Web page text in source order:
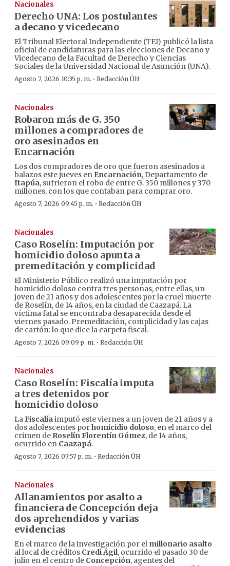
Nacionales
Derecho UNA: Los postulantes
a decano y vicedecano
El Tribunal Electoral Independiente (TEI) publicó la lista
oficial de candidaturas para las elecciones de Decano y
Vicedecano de la Facultad de Derecho y Ciencias
Sociales de la Universidad Nacional de Asunción (UNA).
Agosto 7, 2026 10:35 p. m. · Redacción ÚH
Nacionales
Robaron más de G. 350
millones a compradores de
oro asesinados en
Encarnación
Los dos compradores de oro que fueron asesinados a
balazos este jueves en Encarnación, Departamento de
Itapúa, sufrieron el robo de entre G. 350 millones y 370
millones, con los que contaban para comprar oro.
Agosto 7, 2026 09:45 p. m. · Redacción ÚH
Nacionales
Caso Roselín: Imputación por
homicidio doloso apunta a
premeditación y complicidad
El Ministerio Público realizó una imputación por
homicidio doloso contra tres personas, entre ellas, un
joven de 21 años y dos adolescentes por la cruel muerte
de Roselín, de 14 años, en la ciudad de Caazapá. La
víctima fatal se encontraba desaparecida desde el
viernes pasado. Premeditación, complicidad y las cajas
de cartón: lo que dice la carpeta fiscal.
Agosto 7, 2026 09:09 p. m. · Redacción ÚH
Nacionales
Caso Roselín: Fiscalía imputa
a tres detenidos por
homicidio doloso
LaFiscalíaimputó este viernes a un joven de 21 años y a
dos adolescentes porhomicidio doloso, en el marco del
crimen de Roselín Florentín Gómez, de 14 años,
ocurrido en Caazapá.
Agosto 7, 2026 07:57 p. m. · Redacción ÚH
Nacionales
Allanamientos por asalto a
financiera de Concepción deja
dos aprehendidos y varias
evidencias
En el marco de la investigación por el millonario asalto
al local de créditos Credi Ágil, ocurrido el pasado 30 de
julio en el centro de Concepción, agentes del